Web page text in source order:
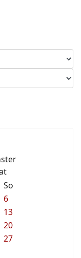
So
6
13
20
27